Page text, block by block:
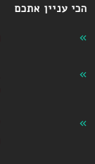
הכי עניין אתכם